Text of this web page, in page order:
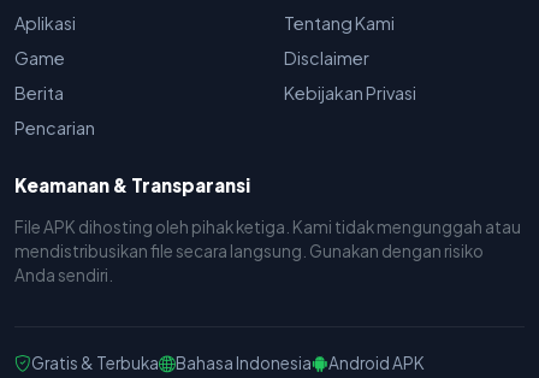
Aplikasi
Game
Berita
Pencarian
Tentang Kami
Disclaimer
Kebijakan Privasi
Keamanan & Transparansi
File APK dihosting oleh pihak ketiga. Kami tidak mengunggah atau
mendistribusikan file secara langsung. Gunakan dengan risiko
Anda sendiri.
Gratis & Terbuka Bahasa Indonesia
Android APK